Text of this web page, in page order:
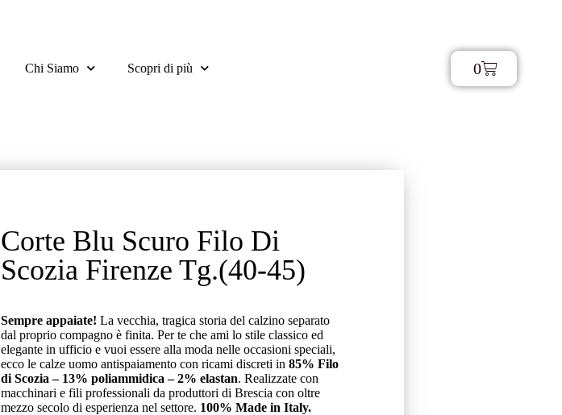
Chi Siamo Scopri di più 0
Corte Blu Scuro Filo Di
Scozia Firenze Tg.(40-45)
Sempre appaiate! La vecchia, tragica storia del calzino separato
dal proprio compagno è finita. Per te che ami lo stile classico ed
elegante in ufficio e vuoi essere alla moda nelle occasioni speciali,
ecco le calze uomo antispaiamento con ricami discreti in 85% Filo
di Scozia – 13% poliammidica – 2% elastan. Realizzate con
macchinari e fili professionali da produttori di Brescia con oltre
mezzo secolo di esperienza nel settore. 100% Made in Italy.